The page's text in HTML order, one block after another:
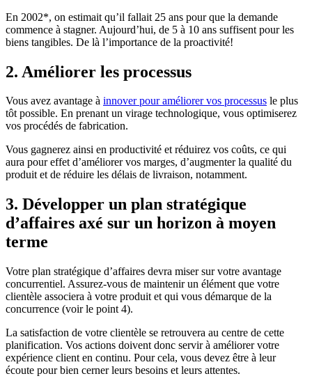
En 2002*, on estimait qu’il fallait 25 ans pour que la demande
commence à stagner. Aujourd’hui, de 5 à 10 ans suffisent pour les
biens tangibles. De là l’importance de la proactivité!
2. Améliorer les processus
Vous avez avantage à innover pour améliorer vos processus le plus
tôt possible. En prenant un virage technologique, vous optimiserez
vos procédés de fabrication.
Vous gagnerez ainsi en productivité et réduirez vos coûts, ce qui
aura pour effet d’améliorer vos marges, d’augmenter la qualité du
produit et de réduire les délais de livraison, notamment.
3. Développer un plan stratégique
d’affaires axé sur un horizon à moyen
terme
Votre plan stratégique d’affaires devra miser sur votre avantage
concurrentiel. Assurez-vous de maintenir un élément que votre
clientèle associera à votre produit et qui vous démarque de la
concurrence (voir le point 4).
La satisfaction de votre clientèle se retrouvera au centre de cette
planification. Vos actions doivent donc servir à améliorer votre
expérience client en continu. Pour cela, vous devez être à leur
écoute pour bien cerner leurs besoins et leurs attentes.